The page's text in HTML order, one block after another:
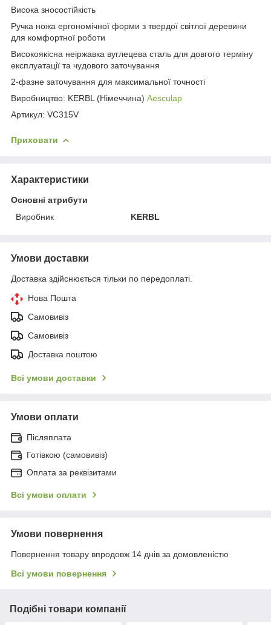
Висока зносостійкість
Ручка ножа ергономічної форми з твердої світлої деревини
для комфортної роботи
Високоякісна неіржавка вуглецева сталь для довгого терміну
експлуатації та чудового заточування
2-фазне заточування для максимальної точності
Виробництво: KERBL (Німеччина) Aesculap
Артикул: VС315V
Приховати
Характеристики
Основні атрибути
Виробник
KERBL
Умови доставки
Доставка здійснюється тільки по передоплаті.
Нова Пошта
Самовивіз
Самовивіз
Доставка поштою
Всі умови доставки
Умови оплати
Післяплата
Готівкою (самовивіз)
Оплата за реквізитами
Всі умови оплати
Умови повернення
Повернення товару впродовж 14 днів за домовленістю
Всі умови повернення
Подібні товари компанії